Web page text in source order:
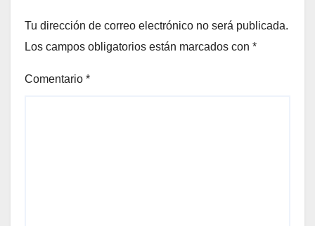
Tu dirección de correo electrónico no será publicada.
Los campos obligatorios están marcados con *
Comentario *